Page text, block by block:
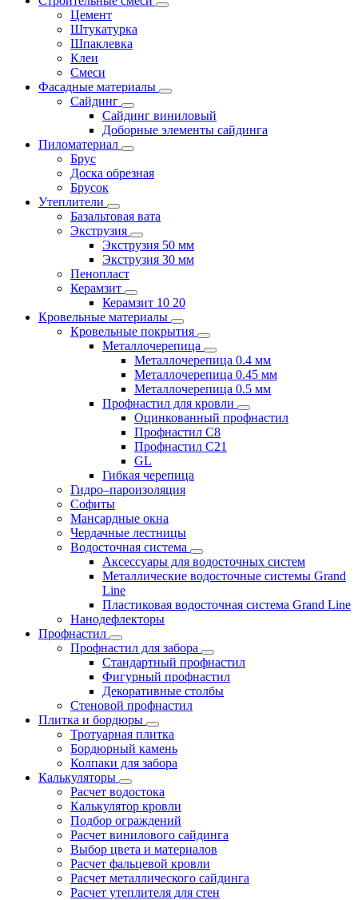
Цемент
Штукатурка
Шпаклевка
Клеи
Смеси
Фасадные материалы
Сайдинг
Сайдинг виниловый
Доборные элементы сайдинга
Пиломатериал
Брус
Доска обрезная
Брусок
Утеплители
Базальтовая вата
Экструзия
Экструзия 50 мм
Экструзия 30 мм
Пенопласт
Керамзит
Керамзит 10 20
Кровельные материалы
Кровельные покрытия
Металлочерепица
Металлочерепица 0.4 мм
Металлочерепица 0.45 мм
Металлочерепица 0.5 мм
Профнастил для кровли
Оцинкованный профнастил
Профнастил С8
Профнастил С21
GL
Гибкая черепица
Гидро–пароизоляция
Софиты
Мансардные окна
Чердачные лестницы
Водосточная система
Аксессуары для водосточных систем
Металлические водосточные системы Grand
Line
Пластиковая водосточная система Grand Line
Нанодефлекторы
Профнастил
Профнастил для забора
Стандартный профнастил
Фигурный профнастил
Декоративные столбы
Стеновой профнастил
Плитка и бордюры
Тротуарная плитка
Бордюрный камень
Колпаки для забора
Калькуляторы
Расчет водостока
Калькулятор кровли
Подбор ограждений
Расчет винилового сайдинга
Выбор цвета и материалов
Расчет фальцевой кровли
Расчет металлического сайдинга
Расчет утеплителя для стен